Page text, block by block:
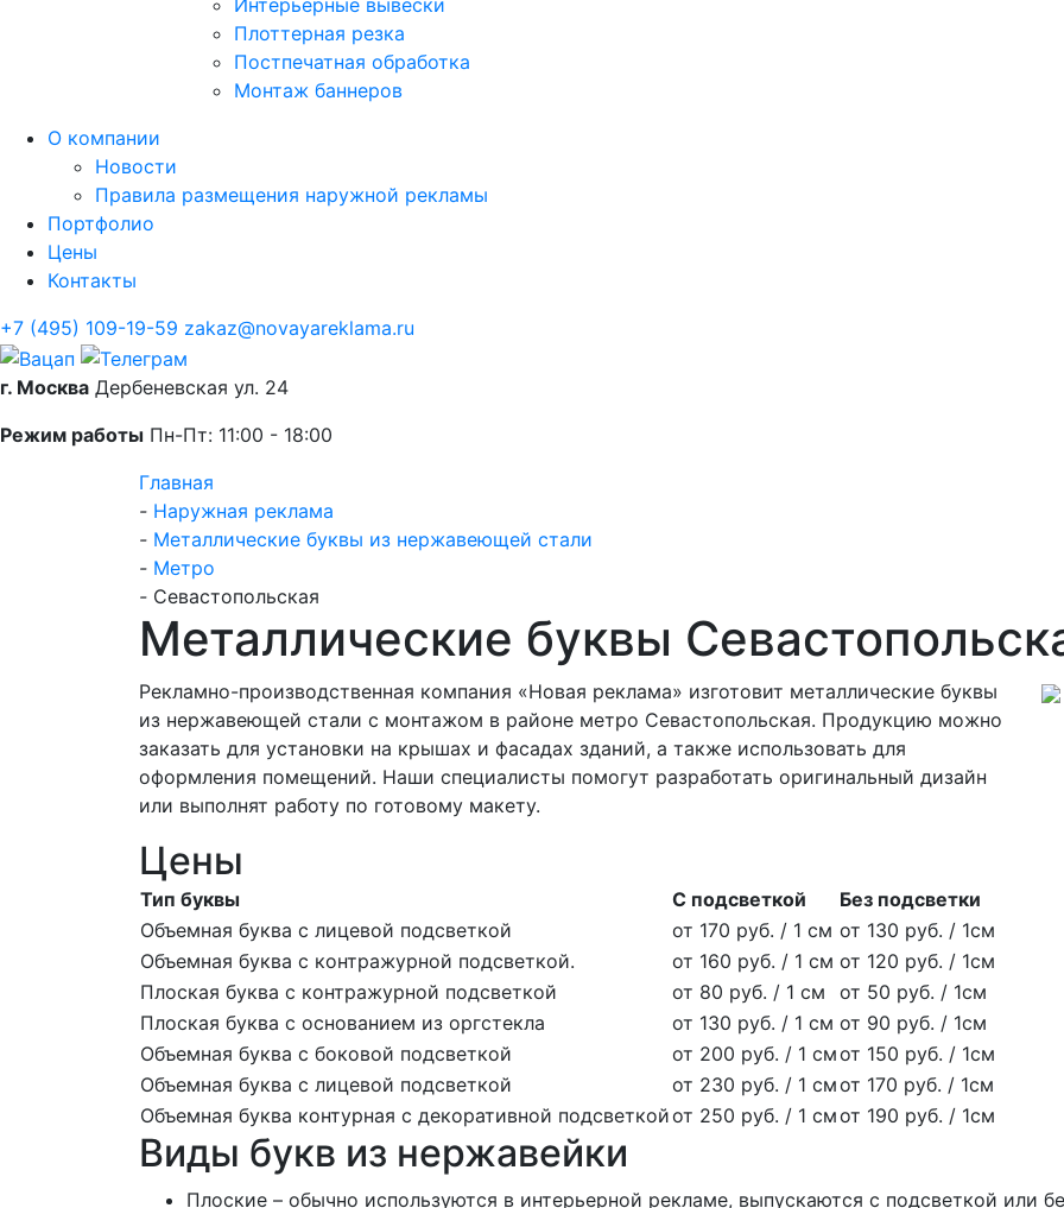
Интерьерные вывески
Плоттерная резка
Постпечатная обработка
Монтаж баннеров
О компании
Новости
Правила размещения наружной рекламы
Портфолио
Цены
Контакты
+7 (495) 109-19-59 zakaz@novayareklama.ru
г. Москва Дербеневская ул. 24
Режим работы Пн-Пт: 11:00 - 18:00
Главная
- Наружная реклама
- Металлические буквы из нержавеющей стали
- Метро
- Севастопольская
Металлические буквы
Рекламно-производственная компания «Новая реклама» изготовит металлические буквы
из нержавеющей стали с монтажом в районе метро Севастопольская. Продукцию можно
заказать для установки на крышах и фасадах зданий, а также использовать для
оформления помещений. Наши специалисты помогут разработать оригинальный дизайн
или выполнят работу по готовому макету.
Цены
Тип буквы С подсветкой
Без подсветки
Объемная буква с лицевой подсветкой
от 170 руб. / 1 см от 130 руб. / 1см
Объемная буква с контражурной подсветкой.
от 160 руб. / 1 см от 120 руб. / 1см
Плоская буква с контражурной подсветкой
от 80 руб. / 1 см
от 50 руб. / 1см
Плоская буква с основанием из оргстекла
от 130 руб. / 1 см от 90 руб. / 1см
Объемная буква с боковой подсветкой
от 200 руб. / 1 смот 150 руб. / 1см
Объемная буква с лицевой подсветкой
от 230 руб. / 1 смот 170 руб. / 1см
Объемная буква контурная с декоративной подсветкойот 250 руб. / 1 смот 190 руб. / 1см
Виды букв из нержавейки
Плоские – обычно используются в интерьерной рекламе, выпускаются с подсветкой или